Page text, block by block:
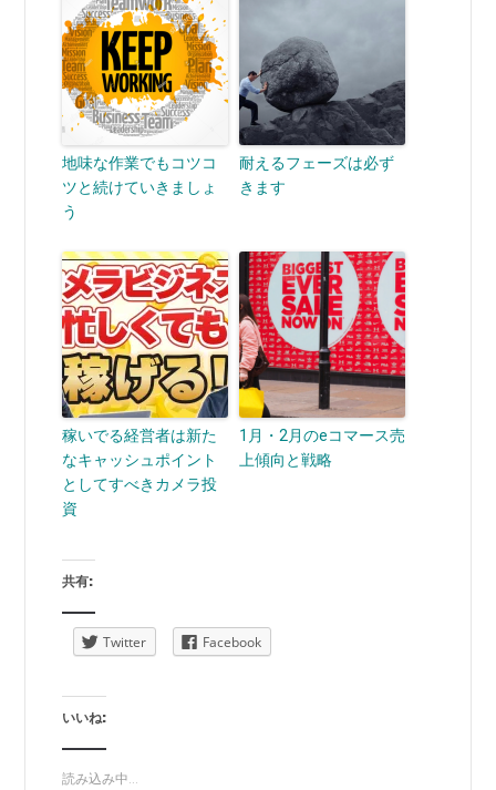
地味な作業でもコツコ
ツと続けていきましょ
う
耐えるフェーズは必ず
きます
稼いでる経営者は新た
なキャッシュポイント
としてすべきカメラ投
資
1月・2月のeコマース売
上傾向と戦略
共有:
Twitter Facebook
いいね:
読み込み中...